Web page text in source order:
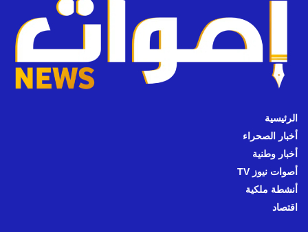
الرئيسية
أخبار الصحراء
أخبار وطنية
أصوات نيوز TV
أنشطة ملكية
اقتصاد